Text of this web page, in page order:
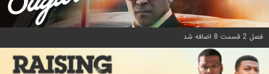
فصل 2 قسمت 8 اضافه شد